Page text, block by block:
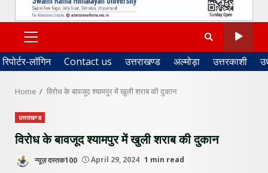
PRIMARY
MENU
रिपोर्टर-लॉगिन Contact us उत्तराखण्ड अल्मोड़ा उत्तरकाशी
Home विरोध के बावजूद श्यामपुर में खुली शराब की दुकान
उत्तराखण्ड
विरोध के बावजूद श्यामपुर में खुली शराब की दुकान
न्यूज़ दस्तक100 April 29, 2024 1 min read